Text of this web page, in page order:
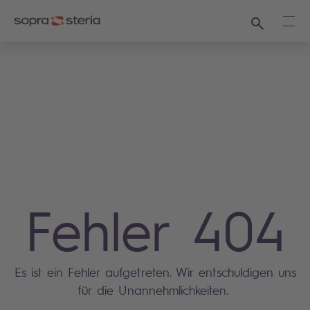
Suchen
Fehler 404
Es ist ein Fehler aufgetreten. Wir entschuldigen uns
für die Unannehmlichkeiten.